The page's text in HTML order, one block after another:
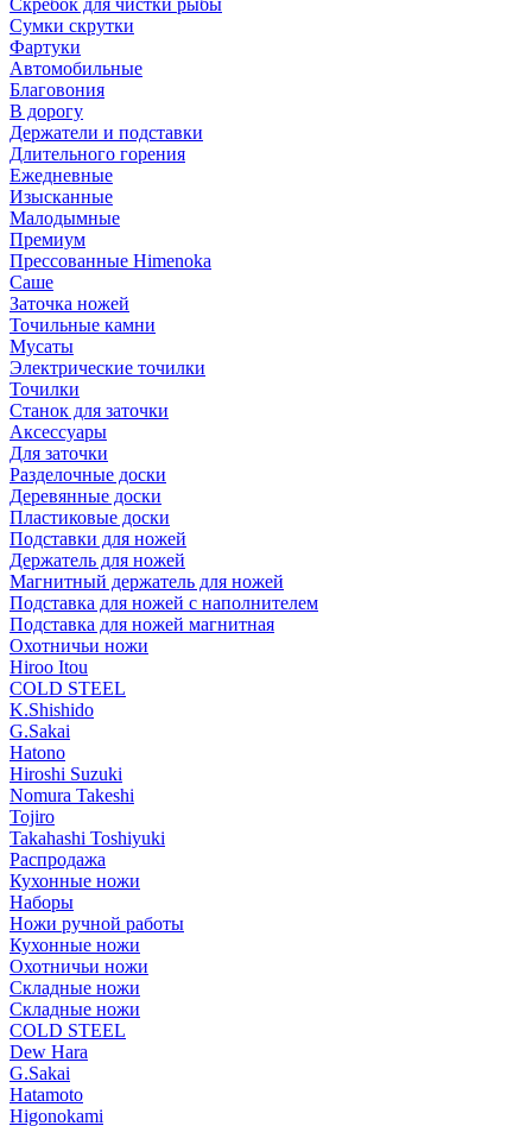
Скребок для чистки рыбы
Сумки скрутки
Фартуки
Автомобильные
Благовония
В дорогу
Держатели и подставки
Длительного горения
Ежедневные
Изысканные
Малодымные
Премиум
Прессованные Himenoka
Саше
Заточка ножей
Точильные камни
Мусаты
Электрические точилки
Точилки
Станок для заточки
Аксессуары
Для заточки
Разделочные доски
Деревянные доски
Пластиковые доски
Подставки для ножей
Держатель для ножей
Магнитный держатель для ножей
Подставка для ножей с наполнителем
Подставка для ножей магнитная
Охотничьи ножи
Hiroo Itou
COLD STEEL
K.Shishido
G.Sakai
Hatono
Hiroshi Suzuki
Nomura Takeshi
Tojiro
Takahashi Toshiyuki
Распродажа
Кухонные ножи
Наборы
Ножи ручной работы
Кухонные ножи
Охотничьи ножи
Складные ножи
Складные ножи
COLD STEEL
Dew Hara
G.Sakai
Hatamoto
Higonokami